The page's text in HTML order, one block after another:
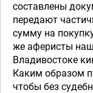
составлены
передают
сумму на
же аферисты
Владивостоке
Каким образом
чтобы без